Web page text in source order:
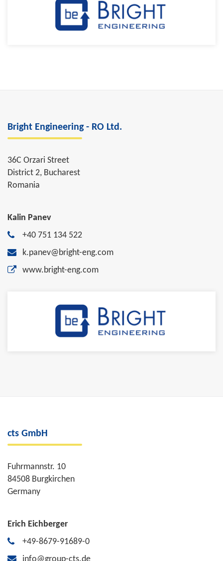
Bright Engineering - RO Ltd.
36C Orzari Street
District 2, Bucharest
Romania
Kalin Panev
+40 751 134 522
k.panev@bright-eng.com
www.bright-eng.com
cts GmbH
Fuhrmannstr. 10
84508 Burgkirchen
Germany
Erich Eichberger
+49-8679-91689-0